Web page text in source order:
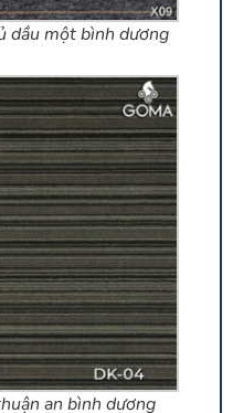
dầu một bình dương
an bình dương